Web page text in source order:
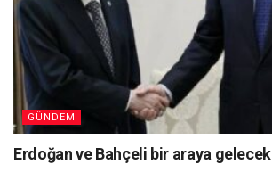
GÜNDEM
Erdoğan ve Bahçeli bir araya gelecek